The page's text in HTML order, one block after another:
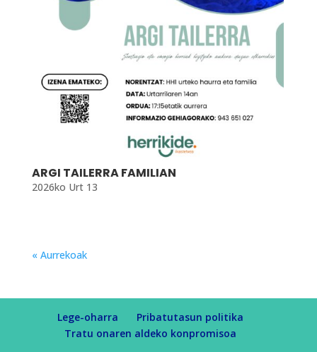
ARGI TAILERRA FAMILIAN
2026ko Urt 13
« Aurrekoak
Lege-oharra
Pribatutasun politika
Tratu onaren aldeko konpromisoa